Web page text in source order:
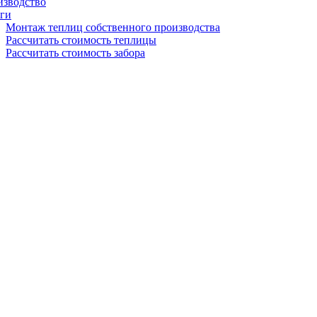
Монтаж теплиц собственного производства
Рассчитать стоимость теплицы
Рассчитать стоимость забора